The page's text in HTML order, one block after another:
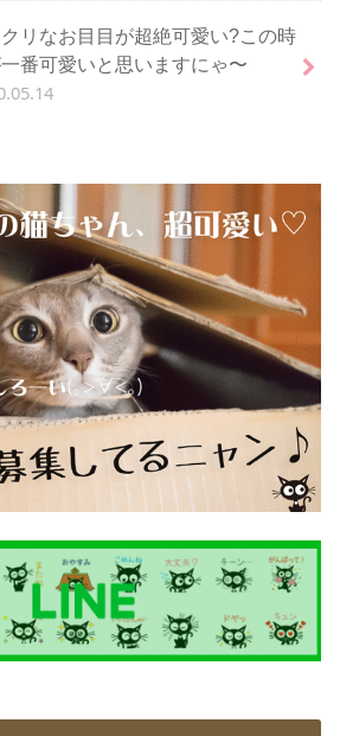
リなお目目が超絶可愛い?この時
番可愛いと思いますにゃ〜